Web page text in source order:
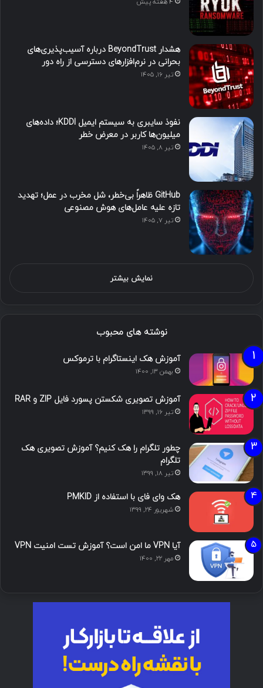
هشدار BeyondTrust درباره آسیب‌پذیری‌های
بحرانی در نرم‌افزارهای دسترسی از راه دور
تیر ۱۶, ۱۴۰۵
نفوذ سایبری به سیستم ایمیل KDDI؛ داده‌های
میلیون‌ها کاربر در معرض خطر
تیر ۸, ۱۴۰۵
GitHub ظاهراً بی‌خطر، شل مخرب در عمل؛ تهدید
تازه علیه عامل‌های هوش مصنوعی
تیر ۷, ۱۴۰۵
نمایش بیشتر
نوشته های محبوب
آموزش هک اینستاگرام با ترموکس
بهمن ۱۳, ۱۴۰۰
آموزش تصویری شکستن پسورد فایل ZIP و RAR
تیر ۱۶, ۱۳۹۹
چطور تلگرام را هک کنیم؟ آموزش تصویری هک
تلگرام
تیر ۱۸, ۱۳۹۹
هک وای فای با استفاده از PMKID
شهریور ۲۴, ۱۳۹۹
آیا VPN ما امن است؟ آموزش تست امنیت VPN
مهر ۲۲, ۱۴۰۰